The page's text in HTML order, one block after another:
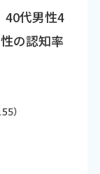
40代男性4
の認知率